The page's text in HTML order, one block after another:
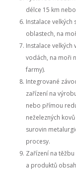
délce 15 km
Instalace
oblastech, na
Instalace
vodách, na moři
farmy).
Integrované
zařízení na
nebo přímou
neželezných
surovin
procesy.
Zařízení na
a produktů